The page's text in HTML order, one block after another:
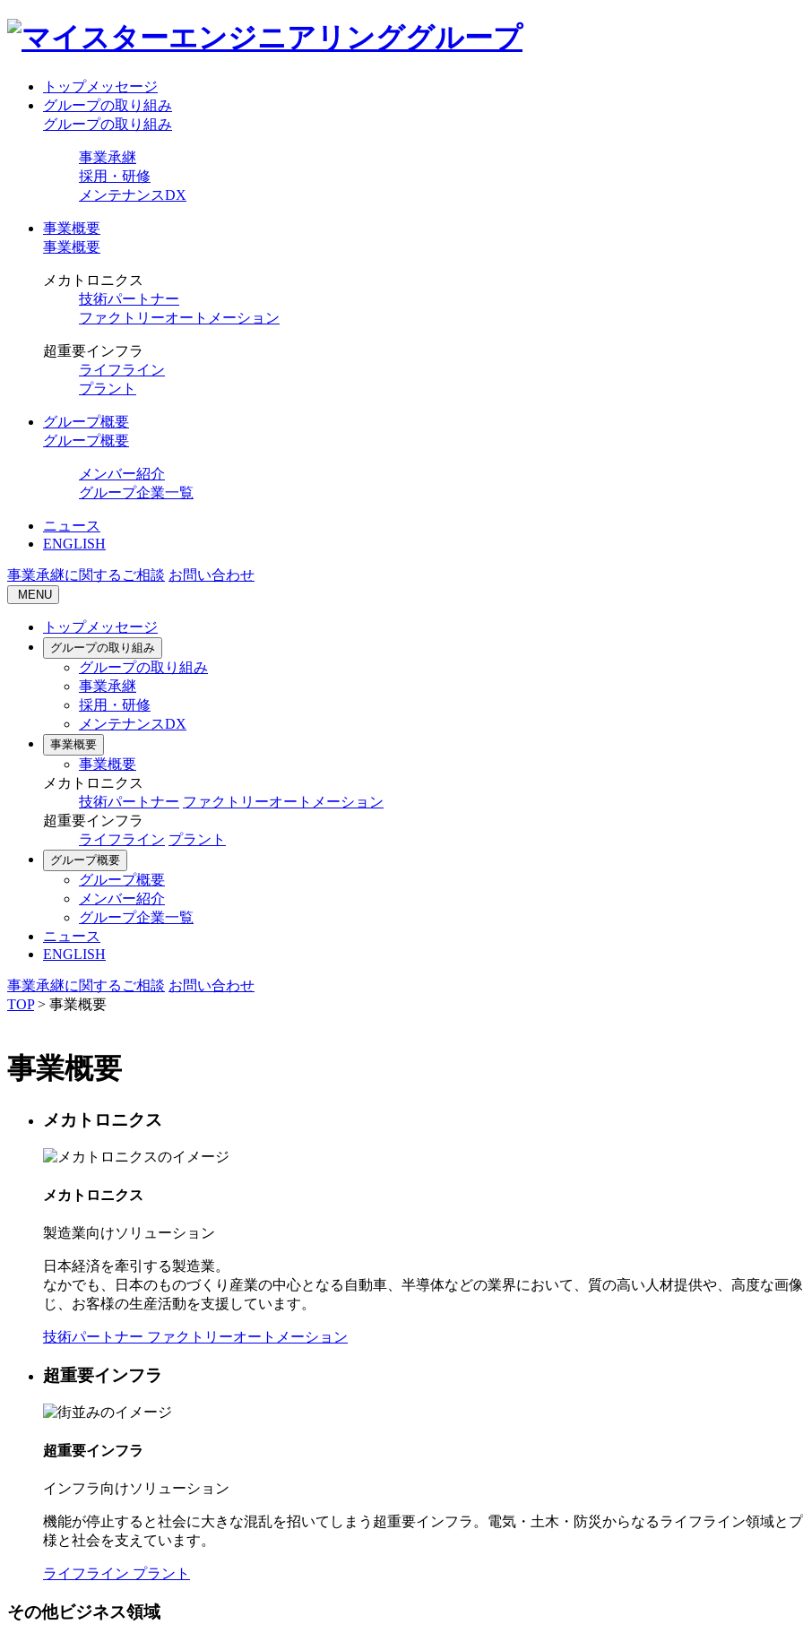
トップメッセージ
グループの取り組み
グループの取り組み
事業承継
採用・研修
メンテナンスDX
事業概要
事業概要
メカトロニクス
技術パートナー
ファクトリーオートメーション
超重要インフラ
ライフライン
プラント
グループ概要
グループ概要
メンバー紹介
グループ企業一覧
ニュース
ENGLISH
事業承継に関するご相談 お問い合わせ
MENU
トップメッセージ
グループの取り組み
グループの取り組み
事業承継
採用・研修
メンテナンスDX
事業概要
事業概要
メカトロニクス
技術パートナー ファクトリーオートメーション
超重要インフラ
ライフライン プラント
グループ概要
グループ概要
メンバー紹介
グループ企業一覧
ニュース
ENGLISH
事業承継に関するご相談 お問い合わせ
TOP> 事業概要
事業概要
メカトロニクス
メカトロニクス
製造業向けソリューション
日本経済を牽引する製造業。
なかでも、日本のものづくり産業の中心となる自動車、半導体などの業界において、質の高い人材提供や、高度な画
じ、お客様の生産活動を支援しています。
技術パートナー ファクトリーオートメーション
超重要インフラ
超重要インフラ
インフラ向けソリューション
機能が停止すると社会に大きな混乱を招いてしまう超重要インフラ。電気・土木・防災からなるライフライン領域と
様と社会を支えています。
ライフライン プラント
その他ビジネス領域